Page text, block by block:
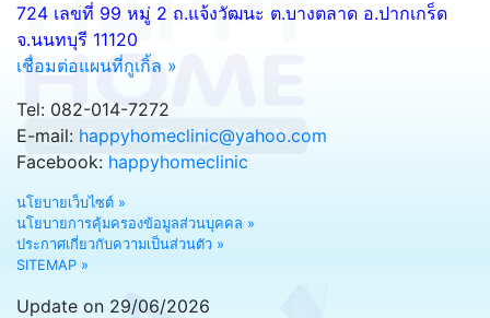
724 เลขที่ 99 หมู่ 2 ถ.แจ้งวัฒนะ ต.บางตลาด อ.ปากเกร็ด
จ.นนทบุรี 11120
เชื่อมต่อแผนที่กูเกิ้ล »
Tel: 082-014-7272
E-mail: happyhomeclinic@yahoo.com
Facebook: happyhomeclinic
นโยบายเว็บไซต์ »
นโยบายการคุ้มครองข้อมูลส่วนบุคคล »
ประกาศเกี่ยวกับความเป็นส่วนตัว »
SITEMAP »
Update on 29/06/2026